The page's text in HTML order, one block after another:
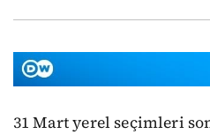
31 Mart yerel seçimleri